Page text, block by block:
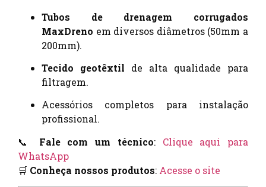
Tubos de drenagem corrugados
MaxDreno em diversos diâmetros (50mm a
200mm).
Tecido geotêxtil de alta qualidade para
filtragem.
Acessórios completos para instalação
profissional.
📞 Fale com um técnico: Clique aqui para
WhatsApp
🛒 Conheça nossos produtos: Acesse o site